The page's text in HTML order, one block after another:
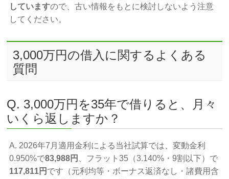
していますので、古い情報をもとに検討しないよう注意
してください。
3,000万円の借入に関するよくある
質問
Q. 3,000万円を35年で借りると、月々
いくら返しますか？
A. 2026年7月適用金利による当社試算では、変動金利
0.950%で83,988円
、フラット35（3.140%・9割以下）で
117,811円 です（元利均等・ボーナス返済なし・諸費用含